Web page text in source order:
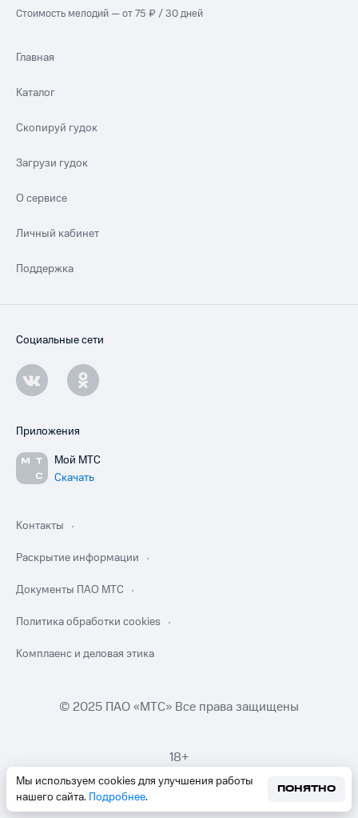
Мы используем cookies для улучшения работы
нашего сайта. Подробнее.
ПОНЯТНО
Стоимость мелодий — от 75 ₽ / 30 дней
Главная
Каталог
Скопируй гудок
Загрузи гудок
О сервисе
Личный кабинет
Поддержка
Социальные сети
Приложения
Мой МТС
Скачать
Контакты
Раскрытие информации
Документы ПАО МТС
Политика обработки cookies
Комплаенс и деловая этика
© 2025 ПАО «МТС» Все права защищены
18+